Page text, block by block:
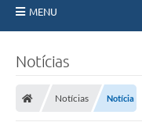
MENU
Notícias
Notícias Notícia